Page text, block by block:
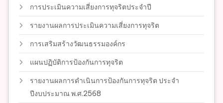
การประเมินความเสี่ยงการทุจริตประจำปี
รายงานผลการประเมินความเสี่ยงการทุจริต
การเสริมสร้างวัฒนธรรมองค์กร
แผนปฏิบัติการป้องกันการทุจริต
รายงานผลการดำเนินการป้องกันการทุจริต ประจำ
ปีงบประมาณ พ.ศ.2568